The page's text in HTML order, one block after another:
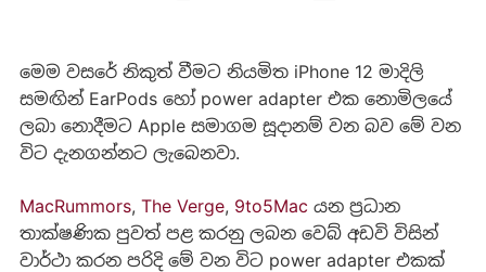
මෙම වසරේ නිකුත් වීමට නියමිත iPhone 12 මාදිලි
සමඟින් EarPods හෝ power adapter එක නොමිලයේ
ලබා නොදීමට Apple සමාගම සූදානම් වන බව මේ වන
විට දැනගන්නට ලැබෙනවා.
MacRummors, The Verge, 9to5Mac යන ප්‍රධාන
තාක්ෂණික පුවත් පළ කරනු ලබන වෙබ් අඩවි විසින්
වාර්ථා කරන පරිදි මේ වන විට power adapter එකක්